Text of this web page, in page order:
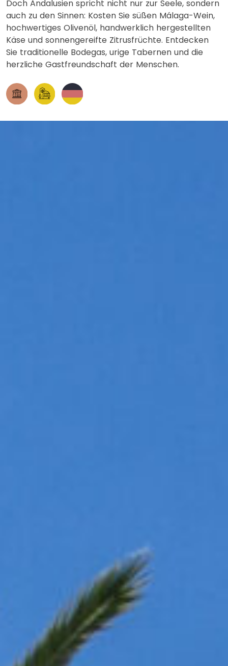
Doch Andalusien spricht nicht nur zur Seele, sondern
auch zu den Sinnen: Kosten Sie süßen Málaga-Wein,
hochwertiges Olivenöl, handwerklich hergestellten
Käse und sonnengereifte Zitrusfrüchte. Entdecken
Sie traditionelle Bodegas, urige Tabernen und die
herzliche Gastfreundschaft der Menschen.